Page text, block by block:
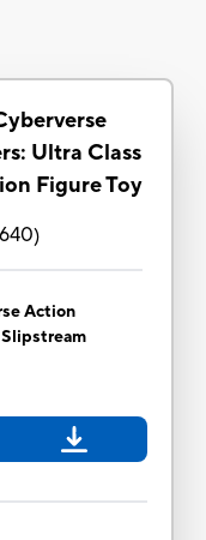
Ultra Class
Figure Toy
)
Action